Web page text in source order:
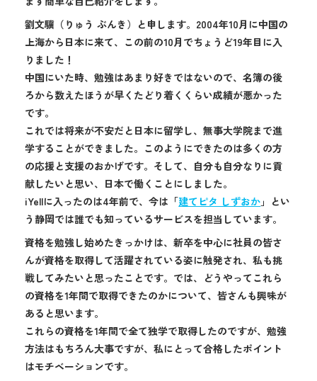
劉文驥（りゅう ぶんき）と申します。2004年10月に中国の
上海から日本に来て、この前の10月でちょうど19年目に入
りました！
中国にいた時、勉強はあまり好きではないので、名簿の後
ろから数えたほうが早くたどり着くくらい成績が悪かった
です。
これでは将来が不安だと日本に留学し、無事大学院まで進
学することができました。このようにできたのは多くの方
の応援と支援のおかげです。そして、自分も自分なりに貢
献したいと思い、日本で働くことにしました。
iYellに入ったのは4年前で、今は「建てピタ しずおか 」とい
う静岡では誰でも知っているサービスを担当しています。
資格を勉強し始めたきっかけは、新卒を中心に社員の皆さ
んが資格を取得して活躍されている姿に触発され、私も挑
戦してみたいと思ったことです。では、どうやってこれら
の資格を1年間で取得できたのかについて、皆さんも興味が
あると思います。
これらの資格を1年間で全て独学で取得したのですが、勉強
方法はもちろん大事ですが、私にとって合格したポイント
はモチベーションです。